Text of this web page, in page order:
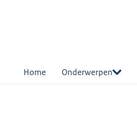
Home Onderwerpen